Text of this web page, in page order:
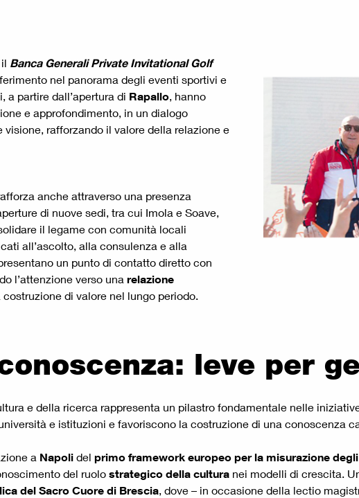
Banca Generali Private Invitational Golf
nel panorama degli eventi sportivi e
a partire dall’apertura di Rapallo, hanno
e approfondimento, in un dialogo
rafforzando il valore della relazione e
anche attraverso una presenza
di nuove sedi, tra cui Imola e Soave,
il legame con comunità locali
all’ascolto, alla consulenza e alla
un punto di contatto diretto con
l’attenzione verso una relazione
di valore nel lungo periodo.
leve per
e della ricerca rappresenta un pilastro fondamentale nelle
e istituzioni e favoriscono la costruzione di una conoscenza
a Napoli del primo framework europeo per la misurazione
del ruolo strategico della cultura nei modelli di crescita.
del Sacro Cuore di Brescia, dove – in occasione della lectio